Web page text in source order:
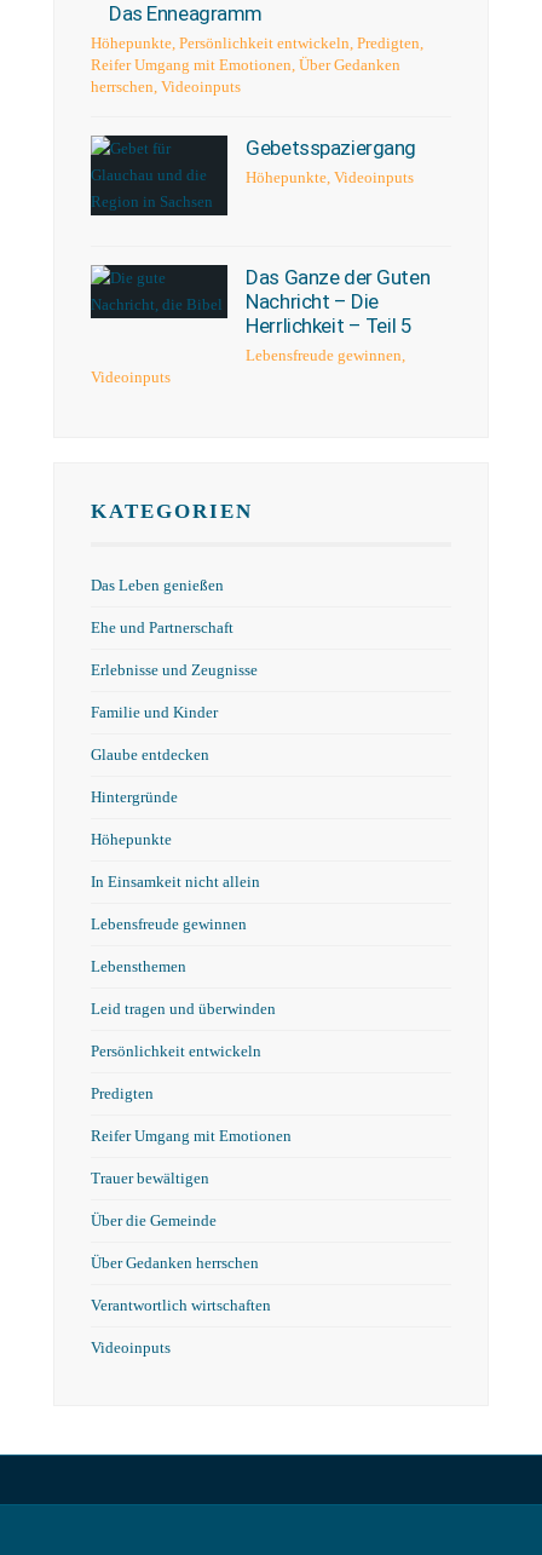
Das Enneagramm
Höhepunkte, Persönlichkeit entwickeln, Predigten,
Reifer Umgang mit Emotionen, Über Gedanken
herrschen, Videoinputs
Gebetsspaziergang
Höhepunkte,Videoinputs
Das Ganze der Guten
Nachricht – Die
Herrlichkeit – Teil 5
Lebensfreude gewinnen,
Videoinputs
KATEGORIEN
Das Leben genießen
Ehe und Partnerschaft
Erlebnisse und Zeugnisse
Familie und Kinder
Glaube entdecken
Hintergründe
Höhepunkte
In Einsamkeit nicht allein
Lebensfreude gewinnen
Lebensthemen
Leid tragen und überwinden
Persönlichkeit entwickeln
Predigten
Reifer Umgang mit Emotionen
Trauer bewältigen
Über die Gemeinde
Über Gedanken herrschen
Verantwortlich wirtschaften
Videoinputs